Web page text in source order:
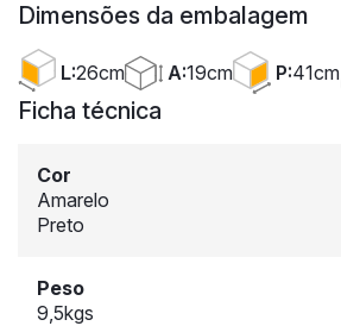
Dimensões da embalagem
L:26cm A:19cm P:41cm
Ficha técnica
Cor
Amarelo
Preto
Peso
9,5kgs